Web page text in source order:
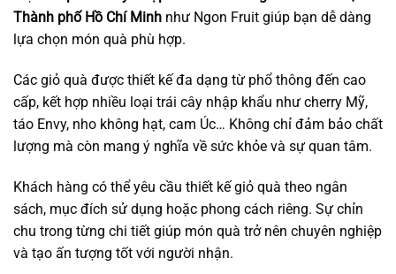
Thành phố Hồ Chí Minh như Ngon Fruit giúp bạn dễ dàng
lựa chọn món quà phù hợp.
Các giỏ quà được thiết kế đa dạng từ phổ thông đến cao
cấp, kết hợp nhiều loại trái cây nhập khẩu như cherry Mỹ,
táo Envy, nho không hạt, cam Úc… Không chỉ đảm bảo chất
lượng mà còn mang ý nghĩa về sức khỏe và sự quan tâm.
Khách hàng có thể yêu cầu thiết kế giỏ quà theo ngân
sách, mục đích sử dụng hoặc phong cách riêng. Sự chỉn
chu trong từng chi tiết giúp món quà trở nên chuyên nghiệp
và tạo ấn tượng tốt với người nhận.